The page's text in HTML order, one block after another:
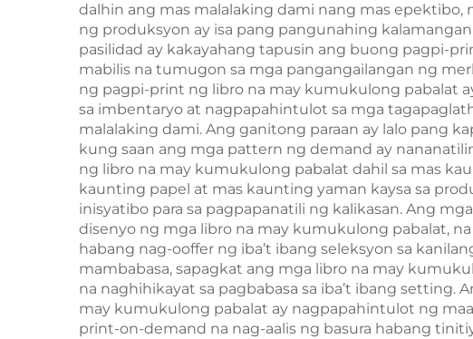
Jacket
dalhin ang mas malalaking dami nang mas epektibo,
ng produksyon ay isa pang pangunahing
pasilidad ay kakayahang tapusin ang buong pagpi-
mabilis na tumugon sa mga pangangailangan ng
ng pagpi-print ng libro na may kumukulong pabalat
sa imbentaryo at nagpapahintulot sa mga
malalaking dami. Ang ganitong paraan ay lalo pang
kung saan ang mga pattern ng demand ay
ng libro na may kumukulong pabalat dahil sa mas
kaunting papel at mas kaunting yaman kaysa sa
inisyatibo para sa pagpapanatili ng kalikasan. Ang
disenyo ng mga libro na may kumukulong pabalat,
habang nag-ooffer ng iba’t ibang seleksyon sa
mambabasa, sapagkat ang mga libro na may
na naghihikayat sa pagbabasa sa iba’t ibang
may kumukulong pabalat ay nagpapahintulot ng
print-on-demand na nag-aalis ng basura habang